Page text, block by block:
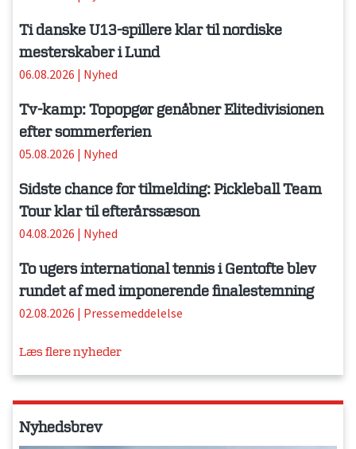
Ti danske U13-spillere klar til nordiske
mesterskaber i Lund
06.08.2026 | Nyhed
Tv-kamp: Topopgør genåbner Elitedivisionen
efter sommerferien
05.08.2026 | Nyhed
Sidste chance for tilmelding: Pickleball Team
Tour klar til efterårssæson
04.08.2026 | Nyhed
To ugers international tennis i Gentofte blev
rundet af med imponerende finalestemning
02.08.2026 | Pressemeddelelse
Læs flere nyheder
Nyhedsbrev